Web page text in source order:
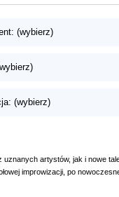
(wybierz)
(wybierz)
artystów, jak i nowe
improwizacji, po